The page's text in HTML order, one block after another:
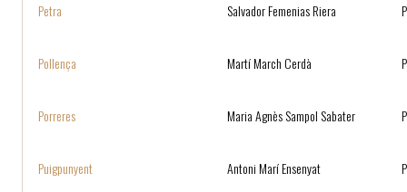
Petra Salvador Femenias Riera
Pollença Martí March Cerdà
Porreres Maria Agnès Sampol Sabater
Puigpunyent Antoni Marí Ensenyat